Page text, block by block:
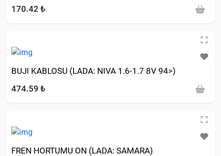
170.42 ₺
BUJI KABLOSU (LADA: NIVA 1.6-1.7 8V 94>)
474.59 ₺
FREN HORTUMU ON (LADA: SAMARA)